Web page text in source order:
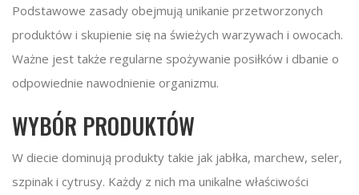
Podstawowe zasady obejmują unikanie przetworzonych
produktów i skupienie się na świeżych warzywach i owocach.
Ważne jest także regularne spożywanie posiłków i dbanie o
odpowiednie nawodnienie organizmu.
WYBÓR PRODUKTÓW
W diecie dominują produkty takie jak jabłka, marchew, seler,
szpinak i cytrusy. Każdy z nich ma unikalne właściwości